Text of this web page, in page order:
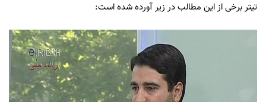
تیتر برخی از این مطالب در زیر آورده شده است: